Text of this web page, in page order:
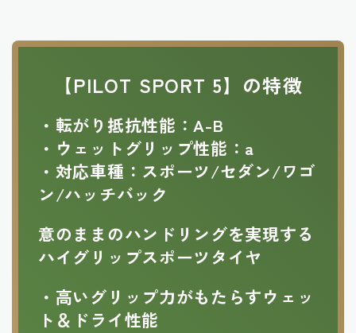
【PILOT SPORT 5】の特徴
・転がり抵抗性能：A-B
・ウェットグリップ性能：a
・対応車種： スポーツ/セダン/ワゴ
ン/ハッチバック
意のままのハンドリングを実現する
ハイグリップスポーツタイヤ
・高いグリップ力がもたらすウェッ
ト＆ドライ性能